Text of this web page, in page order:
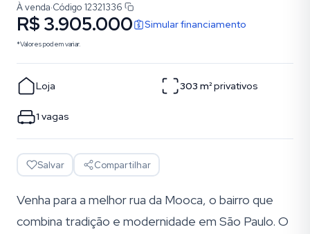
À venda·Código 12321336
R$ 3.905.000 Simular financiamento
*Valores podem variar.
Loja 303 m²privativos
1 vagas
Salvar Compartilhar
Venha para a melhor rua da Mooca, o bairro que
combina tradição e modernidade em São Paulo. O